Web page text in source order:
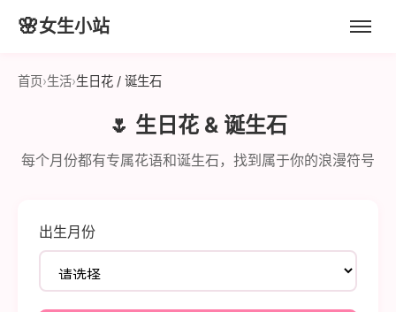
🌸女生小站
首页›生活›生日花 / 诞生石
🌷 生日花 & 诞生石
每个月份都有专属花语和诞生石，找到属于你的浪漫符号
出生月份